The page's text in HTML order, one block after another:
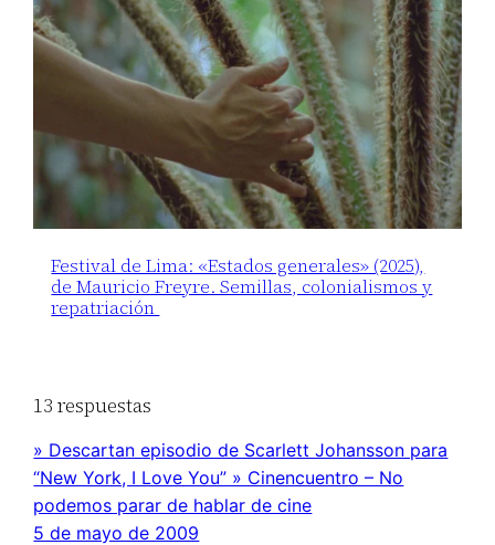
Festival de Lima: «Estados generales» (2025),
de Mauricio Freyre. Semillas, colonialismos y
repatriación
13 respuestas
» Descartan episodio de Scarlett Johansson para
“New York, I Love You” » Cinencuentro – No
podemos parar de hablar de cine
5 de mayo de 2009